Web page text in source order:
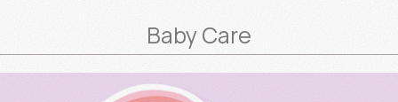
Baby Care